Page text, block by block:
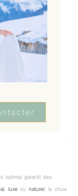
optimal garantit des
luxe ou naturel , le choix